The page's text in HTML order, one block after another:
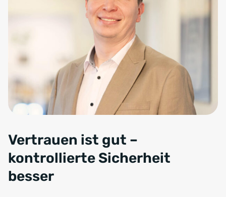
Vertrauen ist gut –
kontrollierte Sicherheit
besser